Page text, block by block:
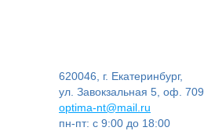
620046, г. Екатеринбург,
ул. Завокзальная 5, оф. 709,
optima-nt@mail.ru
пн-пт: с 9:00 до 18:00